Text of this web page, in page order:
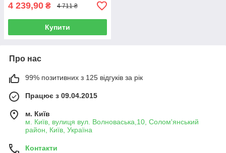
4 239,90 ₴ 4 711 ₴
Купити
Про нас
99% позитивних з 125 відгуків за рік
Працює з 09.04.2015
м. Київ
м. Київ, вулиця вул. Волноваська,10, Солом'янський
район, Київ, Україна
Контакти